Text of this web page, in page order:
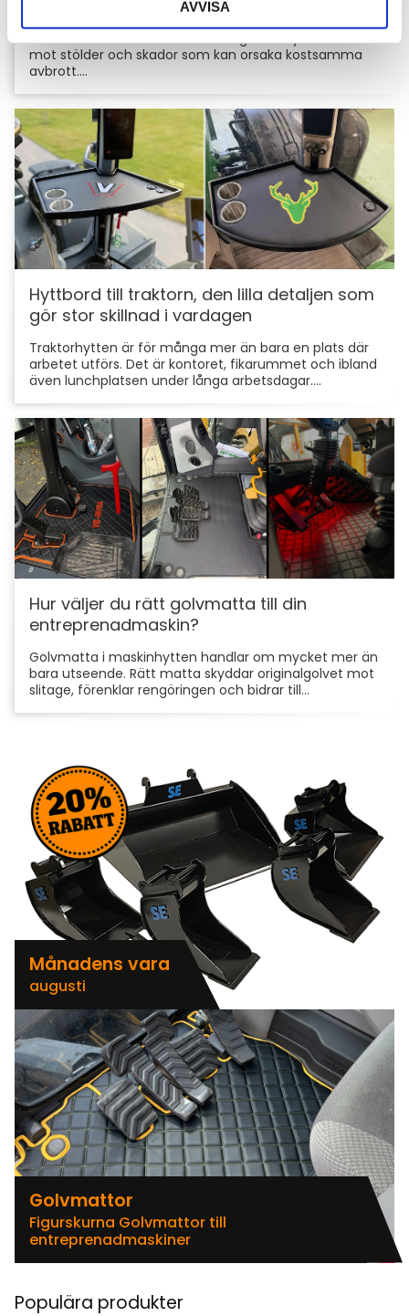
AVVISA
För entreprenörer är maskinerna hjärtat i
verksamheten. Därför är det viktigt att skydda dem
mot stölder och skador som kan orsaka kostsamma
avbrott....
Hyttbord till traktorn, den lilla detaljen som
gör stor skillnad i vardagen
Traktorhytten är för många mer än bara en plats där
arbetet utförs. Det är kontoret, fikarummet och ibland
även lunchplatsen under långa arbetsdagar....
Hur väljer du rätt golvmatta till din
entreprenadmaskin?
Golvmatta i maskinhytten handlar om mycket mer än
bara utseende. Rätt matta skyddar originalgolvet mot
slitage, förenklar rengöringen och bidrar till...
Månadens vara
augusti
Golvmattor
Figurskurna Golvmattor till
entreprenadmaskiner
Populära produkter